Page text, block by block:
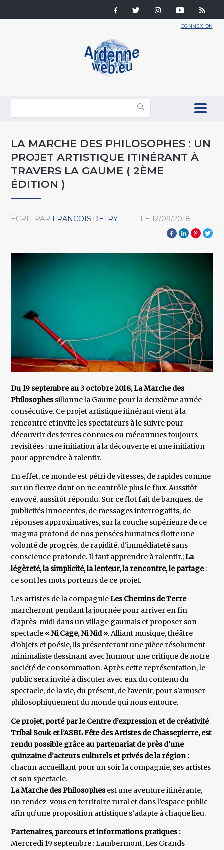
CONNEXION
LA MARCHE DES PHILOSOPHES : UN
PROJET ARTISTIQUE ITINÉRANT À
TRAVERS LA GAUME ( 2ÈME
ÉDITION )
ÉCRIT PAR FRANCOIS.DETRY LE 12/09/2018
Du 19 septembre au 3 octobre 2018, La Marche des
Philosophessillonne la Gaume pour la deuxième année
consécutive. Ce projet artistique itinérant vient à la
rencontre et invite les spectateurs à le suivre pour
découvrir des terres connues ou méconnues toujours
revisitées : une initiation à la découverte et une initiation
pour apprendre à ralentir.
En effet, ce monde est pétri de vitesses, de rapides comme
sur un fleuve dont on ne contrôle plus le flux. Aussitôt
envoyé, aussitôt répondu. Sur ce flot fait de banques, de
publicités innocentes, de messages interrogatifs, de
réponses approximatives, sur la couche supérieure de ce
magma profond de nos pensées humaines flotte une
volonté de progrès, de rapidité, d'immédiateté sans
conscience profonde. Il faut apprendre à ralentir.;La
légèreté, la simplicité, la lenteur, la rencontre, le partage:
ce sont les mots porteurs de ce projet.
Les artistes de la compagnieLes Chemins de Terre
marcheront pendant la journée pour arriver en fin
d'après-midi dans un village gaumais et proposer son
spectacle « Ni Cage, Ni Nid ». Alliant musique, théâtre
d’objets et poésie, ils présenteront une pièce résolument
minimaliste dessinant avec humour une critique de notre
société de consommation. Après cette représentation, le
public sera invité à discuter avec eux du contenu du
spectacle, de la vie, du présent, de l'avenir, pour s'amuser
philosophiquement du monde qui nous entoure.
Ce projet, porté par le Centre d’expression et de créativité
Tribal Souk et l’ASBL Fête des Artistes de Chassepierre, est
rendu possible grâce au partenariat de près d’une
quinzaine d’acteurs culturels et privés de la région :
chacun accueillant pour un soir la compagnie, ses artistes
et son spectacle.
La Marche des Philosophesest une aventure itinérante,
un rendez-vous en territoire rural et dans l’espace public
afin qu’une proposition artistique s’adapte à chaque lieu.
Partenaires, parcours et informations pratiques :
Mercredi 19 septembre : Lambermont, Les Grands